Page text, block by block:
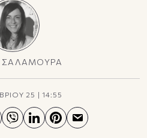
ΣΑΛΑΜΟΥΡΑ
25 | 14:55